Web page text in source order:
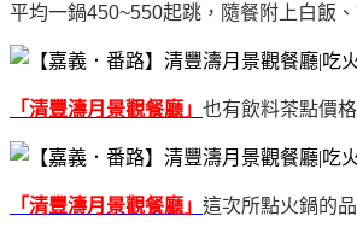
平均一鍋450~550起跳，隨餐附上白飯
「清豐濤月景觀餐廳」 也有飲料茶點價
「清豐濤月景觀餐廳」 這次所點火鍋的